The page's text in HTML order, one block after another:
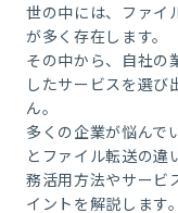
世の中には、ファイ
が多く存在します。
その中から、自社の
したサービスを選び
ん。
多くの企業が悩んで
とファイル転送の
務活用方法やサービ
イントを解説します。